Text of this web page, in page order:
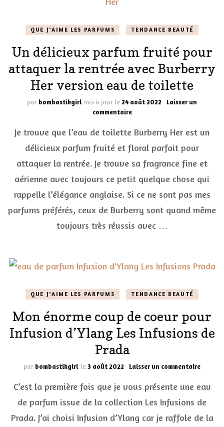
QUE J'AIME LES PARFUMS TENDANCE BEAUTÉ
Un délicieux parfum fruité pour
attaquer la rentrée avec Burberry
Her version eau de toilette
par bombastikgirl mis à jour le24 août 2022
Laisser un
commentairesur
délicieux
fruité
pour
la
rentrée
Burberry
toilette
Je trouve que l’eau de toilette Burberry Her est un
délicieux parfum fruité et floral parfait pour
attaquer la rentrée. Je trouve sa fragrance fine et
aérienne avec toujours ce petit quelque chose qui
rappelle l’élégance anglaise. Si ce ne sont pas mes
parfums préférés, ceux de Burberry sont quand même
toujours très réussis avec …
QUE J'AIME LES PARFUMS TENDANCE BEAUTÉ
Mon énorme coup de coeur pour
Infusion d’Ylang Les Infusions de
Prada
par bombastikgirl le3 août 2022 Laisser un commentairesur
énorme
de
coeur
C’est la première fois que je vous présente une eau
de parfum issue de la collection Les Infusions de
Prada. J’ai choisi Infusion d’Ylang car je raffole de la